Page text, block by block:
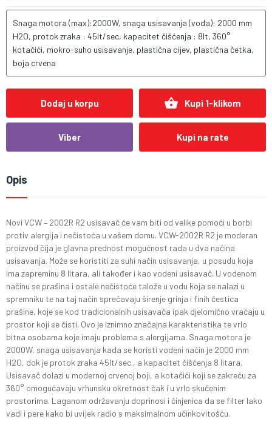
Snaga motora (max):2000W, snaga usisavanja (voda): 2000 mm
H2O, protok zraka : 45lt/sec, kapacitet čišćenja : 8lt, 360°
kotačići, mokro-suho usisavanje, plastična cijev, plastična četka,
boja crvena
Dodaj u korpu shopping_basket Kupi 1-klikom
Viber Kupi na rate
Opis
Novi VCW – 2002R R2 usisavač će vam biti od velike pomoći u borbi
protiv alergija i nečistoća u vašem domu. VCW-2002R R2 je moderan
proizvod čija je glavna prednost mogućnost rada u dva načina
usisavanja. Može se koristiti za suhi način usisavanja, u posudu koja
ima zapreminu 8 litara, ali također i kao vodeni usisavač. U vodenom
načinu se prašina i ostale nečistoće talože u vodu koja se nalazi u
spremniku te na taj način sprečavaju širenje grinja i finih čestica
prašine, koje se kod tradicionalnih usisavača ipak djelomično vraćaju u
prostor koji se čisti. Ovo je iznimno značajna karakteristika te vrlo
bitna osobama koje imaju problema s alergijama. Snaga motora je
2000W, snaga usisavanja kada se koristi vodeni način je 2000 mm
H2O, dok je protok zraka 45lt/sec., a kapacitet čišćenja 8 litara.
Usisavač dolazi u modernoj crvenoj boji, a kotačići koji se zakreću za
360° omogućavaju vrhunsku okretnost čak i u vrlo skučenim
prostorima. Laganom održavanju doprinosi i činjenica da se filter lako
vadi i pere kako bi uvijek radio s maksimalnom učinkovitošću.